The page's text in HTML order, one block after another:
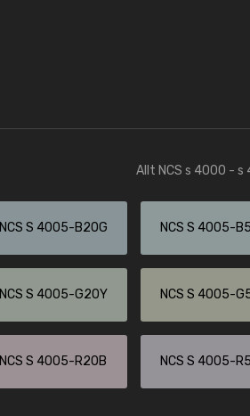
Allt NCS s 4000 - s
NCS S 4005-B20G NCS S 4005-
NCS S 4005-G20Y NCS S 4005-
NCS S 4005-R20B NCS S 4005-